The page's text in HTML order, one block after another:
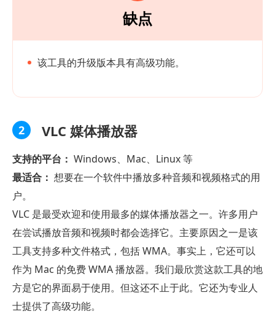
缺点
该工具的升级版本具有高级功能。
2 VLC 媒体播放器
支持的平台： Windows、Mac、Linux 等
最适合： 想要在一个软件中播放多种音频和视频格式的用
户。
VLC 是最受欢迎和使用最多的媒体播放器之一。许多用户
在尝试播放音频和视频时都会选择它。主要原因之一是该
工具支持多种文件格式，包括 WMA。事实上，它还可以
作为 Mac 的免费 WMA 播放器。我们最欣赏这款工具的地
方是它的界面易于使用。但这还不止于此。它还为专业人
士提供了高级功能。